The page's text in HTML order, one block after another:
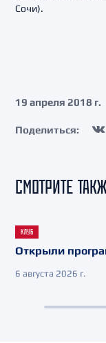
Сочи).
19 апреля 2018 г.
Поделиться:
СМОТРИТЕ
КЛУБ
Открыли
6 августа 2026 г.